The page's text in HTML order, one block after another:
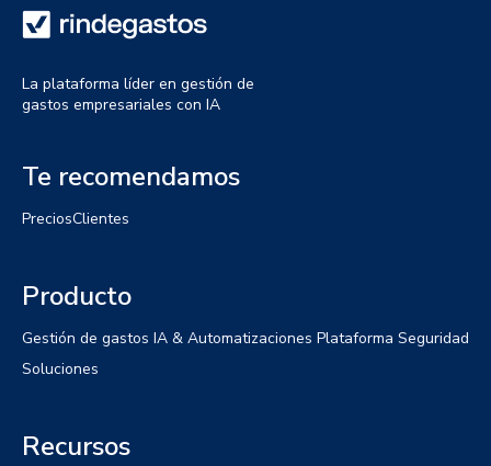
La plataforma líder en gestión de
gastos empresariales con IA
Te recomendamos
PreciosClientes
Producto
Gestión de gastos IA & Automatizaciones Plataforma Seguridad
Soluciones
Recursos